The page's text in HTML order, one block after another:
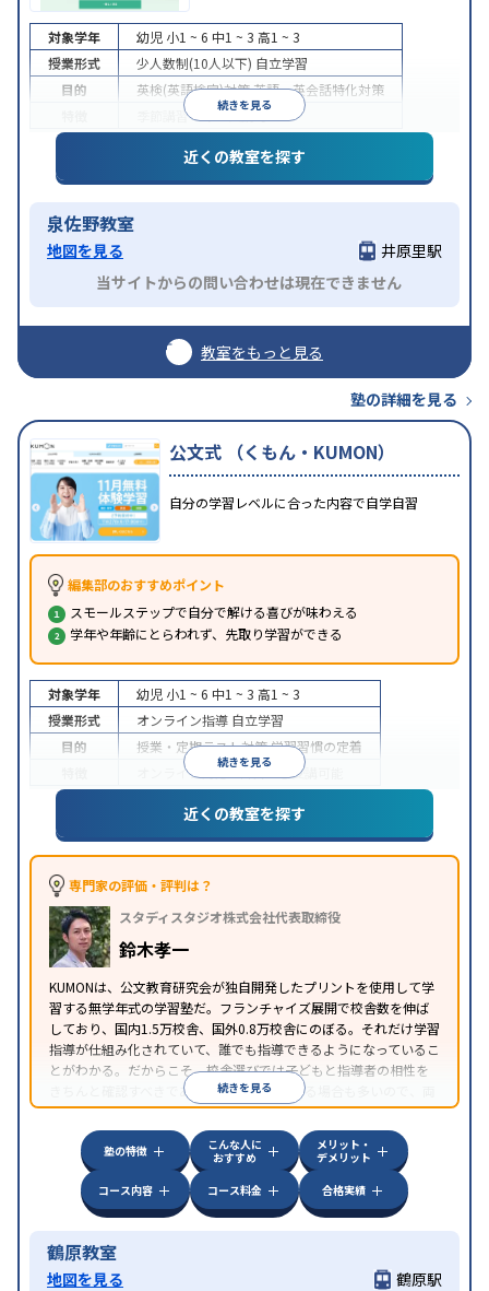
続きを見る
対象学年 幼児 小1 ~ 6 中1 ~ 3 高1 ~ 3
授業形式
少人数制(10人以下) 自立学習
目的
英検(英語検定)対策英語・英会話特化対策
季節講習のみの受講可
近くの教室を探す
泉佐野教室
地図を見る
井原里駅
当サイトからの問い合わせは現在できません
教室をもっと見る
塾の詳細を見る
公文式 （くもん・KUMON）
自分の学習レベルに合った内容で自学自習
編集部のおすすめポイント
スモールステップで自分で解ける喜びが味わえる
学年や年齢にとらわれず、先取り学習ができる
続きを見る
対象学年 幼児 小1 ~ 6 中1 ~ 3 高1 ~ 3
授業形式
オンライン指導 自立学習
目的
授業・定期テスト対策学習習慣の定着
オンライン対応1科目から受講可能
近くの教室を探す
専門家の評価・評判は？
スタディスタジオ株式会社代表取締役
鈴木孝一
KUMONは、公文教育研究会が独自開発したプリントを使用して学
習する無学年式の学習塾だ。フランチャイズ展開で校舎数を伸ば
しており、国内1.5万校舎、国外0.8万校舎にのぼる。それだけ学習
指導が仕組み化されていて、誰でも指導できるようになっているこ
とがわかる。だからこそ、校舎選びでは子どもと指導者の相性を
きちんと確認すべきである。近所に2校舎ある場合も多いので、両
方見学してみることをオススメする。
続きを見る
塾の特徴
こんな人に
おすすめ
メリット・
デメリット
コース内容
コース料金 合格実績
鶴原教室
地図を見る
鶴原駅